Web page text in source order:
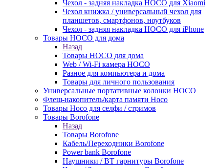
Чехол - задняя накладка HOCO для Xiaomi
Чехол книжка / универсальный чехол для
планшетов, смартфонов, ноутбуков
Чехол - задняя накладка HOCO для iPhone
Товары HOCO для дома
Назад
Товары HOCO для дома
Web / Wi-Fi камера HOCO
Разное для компьютера и дома
Товары для личного пользования
Универсальные портативные колонки HOCO
Флеш-накопитель/карта памяти Hoco
Товары Hoco для селфи / стримов
Товары Borofone
Назад
Товары Borofone
Кабель/Переходники Borofone
Power bank Borofone
Наушники / BT гарнитуры Borofone